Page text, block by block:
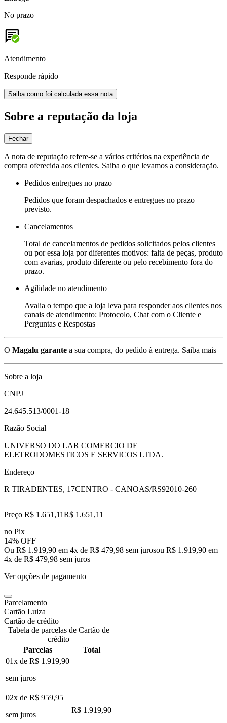
No prazo
Atendimento
Responde rápido
Saiba como foi calculada essa nota
Sobre a reputação da loja
Fechar
A nota de reputação refere-se a vários critérios na experiência de
compra oferecida aos clientes. Saiba o que levamos a consideração.
Pedidos entregues no prazo
Pedidos que foram despachados e entregues no prazo
previsto.
Cancelamentos
Total de cancelamentos de pedidos solicitados pelos clientes
ou por essa loja por diferentes motivos: falta de peças, produto
com avarias, produto diferente ou pelo recebimento fora do
prazo.
Agilidade no atendimento
Avalia o tempo que a loja leva para responder aos clientes nos
canais de atendimento: Protocolo, Chat com o Cliente e
Perguntas e Respostas
O Magalu garante a sua compra, do pedido à entrega. Saiba mais
Sobre a loja
CNPJ
24.645.513/0001-18
Razão Social
UNIVERSO DO LAR COMERCIO DE
ELETRODOMESTICOS E SERVICOS LTDA.
Endereço
R TIRADENTES, 17CENTRO - CANOAS/RS92010-260
Preço R$ 1.651,11R$ 1.651 ,11
no Pix
14% OFF
Ou R$ 1.919,90 em 4x de R$ 479,98 sem jurosou R$ 1.919,90 em
4x de R$ 479,98 sem juros
Ver opções de pagamento
Parcelamento
Cartão Luiza
Cartão de crédito
Tabela de parcelas de Cartão de
crédito
Parcelas
Total
01x de R$ 1.919,90
sem juros
02x de R$ 959,95
sem juros
R$ 1.919,90